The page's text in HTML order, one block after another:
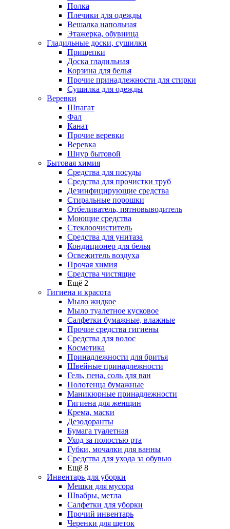
Полка
Плечики для одежды
Вешалка напольная
Этажерка, обувница
Гладильные доски, сушилки
Прищепки
Доска гладильная
Корзина для белья
Прочие принадлежности для стирки
Сушилка для одежды
Веревки
Шпагат
Фал
Канат
Прочие веревки
Веревка
Шнур бытовой
Бытовая химия
Средства для посуды
Средства для прочистки труб
Дезинфицирующие средства
Стиральные порошки
Отбеливатель, пятновыводитель
Моющие средства
Стеклоочиститель
Средства для унитаза
Кондиционер для белья
Освежитель воздуха
Прочая химия
Средства чистящие
Ещё 2
Гигиена и красота
Мыло жидкое
Мыло туалетное кусковое
Салфетки бумажные, влажные
Прочие средства гигиены
Средства для волос
Косметика
Принадлежности для бритья
Швейные принадлежности
Гель, пена, соль для ван
Полотенца бумажные
Маникюрные принадлежности
Гигиена для женщин
Крема, маски
Дезодоранты
Бумага туалетная
Уход за полостью рта
Губки, мочалки для ванны
Средства для ухода за обувью
Ещё 8
Инвентарь для уборки
Мешки для мусора
Швабры, метла
Салфетки для уборки
Прочий инвентарь
Черенки для щеток